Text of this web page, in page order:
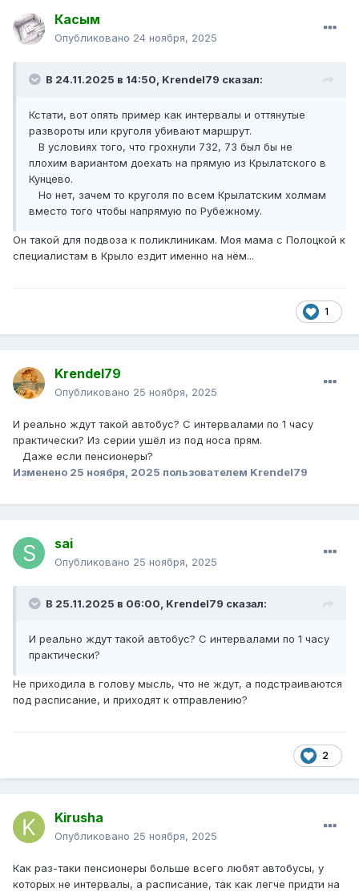
Касым
Опубликовано 24 ноября, 2025
В 24.11.2025 в 14:50, Krendel79 сказал:
Кстати, вот опять пример как интервалы и оттянутые
развороты или круголя убивают маршрут.
В условиях того, что грохнули 732, 73 был бы не
плохим вариантом доехать на прямую из Крылатского в
Кунцево.
Но нет, зачем то круголя по всем Крылатским холмам
вместо того чтобы напрямую по Рубежному.
Он такой для подвоза к поликлиникам. Моя мама с Полоцкой к
специалистам в Крыло ездит именно на нём...
1
Krendel79
Опубликовано 25 ноября, 2025
И реально ждут такой автобус? С интервалами по 1 часу
практически? Из серии ушёл из под носа прям.
Даже если пенсионеры?
Изменено 25 ноября, 2025 пользователем Krendel79
sai
Опубликовано 25 ноября, 2025
В 25.11.2025 в 06:00, Krendel79 сказал:
И реально ждут такой автобус? С интервалами по 1 часу
практически?
Не приходила в голову мысль, что не ждут, а подстраиваются
под расписание, и приходят к отправлению?
2
Kirusha
Опубликовано 25 ноября, 2025
Как раз-таки пенсионеры больше всего любят автобусы, у
которых не интервалы, а расписание, так как легче придти на